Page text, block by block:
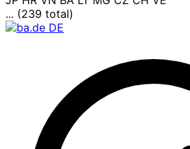
... (239 total)